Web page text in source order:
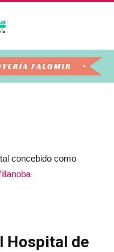
concebido como
Hospital de